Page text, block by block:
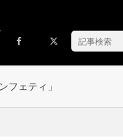
フェティ」